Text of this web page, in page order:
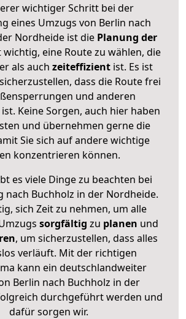
wichtiger Schritt bei der
eines Umzugs von Berlin nach
Nordheide ist die Planung der
wichtig, eine Route zu wählen, die
als auch zeiteffizientist. Es ist
dass die Route frei
und anderen
Keine Sorgen, auch hier haben
und übernehmen gerne die
Sie sich auf andere wichtige
konzentrieren können.
es viele Dinge zu beachten bei
nach Buchholz in der Nordheide.
sich Zeit zu nehmen, um alle
sorgfältig zu planen und
, um sicherzustellen, dass alles
verläuft. Mit der richtigen
kann ein deutschlandweiter
Berlin nach Buchholz in der
durchgeführt werden und
dafür sorgen wir.